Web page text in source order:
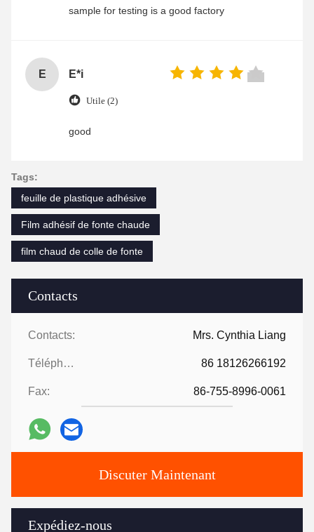
Contacts
Contacts: Mrs. Cynthia Liang
Téléphone: 86 18126266192
Fax: 86-755-8996-0061
Discuter Maintenant
Expédiez-nous
sample for testing is a good factory
E E*i
Utile (2)
good
Tags:
feuille de plastique adhésive
Film adhésif de fonte chaude
film chaud de colle de fonte